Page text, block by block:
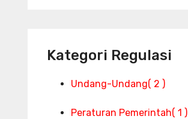
Kategori Regulasi
Undang-Undang( 2 )
Peraturan Pemerintah( 1 )